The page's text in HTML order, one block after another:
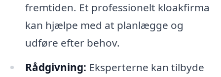
fremtiden. Et professionelt kloakfirma
kan hjælpe med at planlægge og
udføre efter behov.
Rådgivning: Eksperterne kan tilbyde